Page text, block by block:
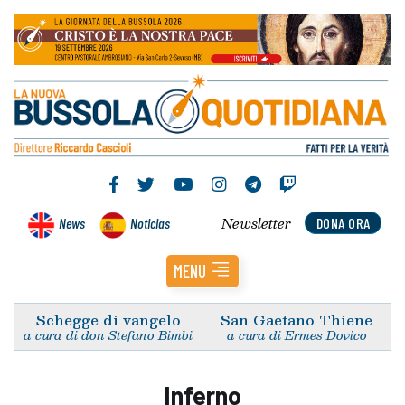
News Noticias DONA ORA
Newsletter
MENU
Schegge di vangelo
a cura di don Stefano Bimbi
San Gaetano Thiene
a cura di Ermes Dovico
Inferno